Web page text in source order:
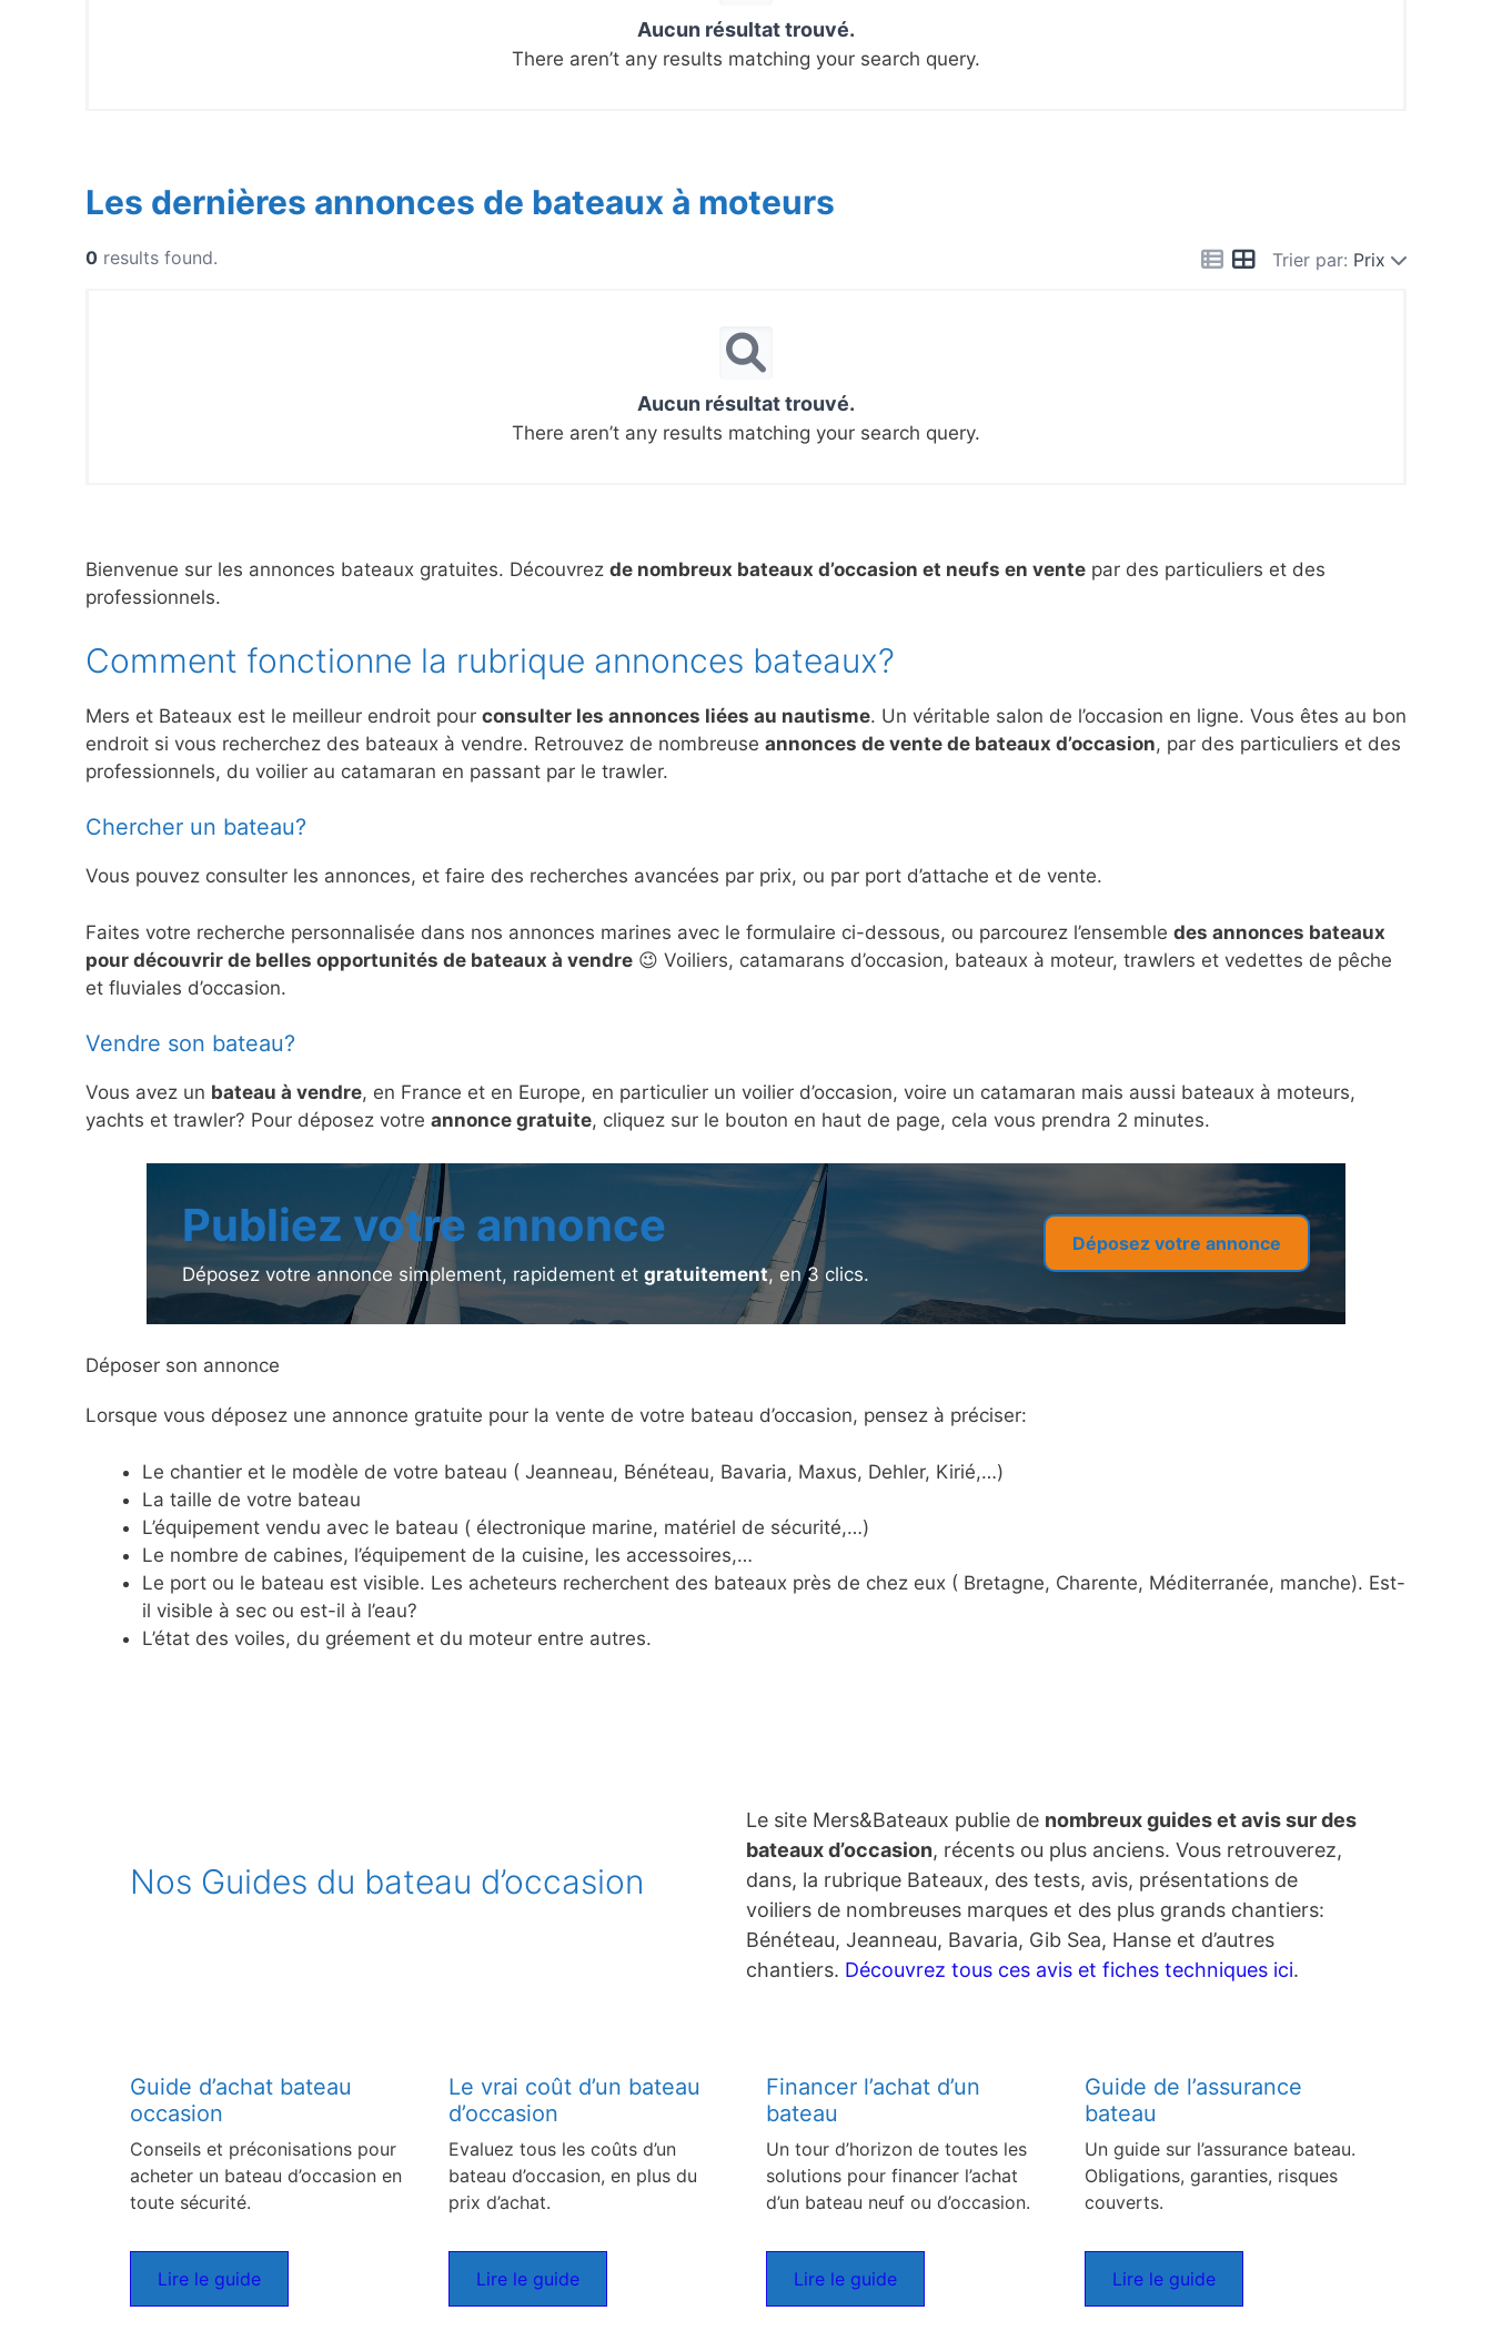
Aucun résultat trouvé.
There aren’t any results matching your search query.
Les dernières annonces de bateaux à moteurs
Trier par: Prix
0 results found.
Aucun résultat trouvé.
There aren’t any results matching your search query.
Bienvenue sur les annonces bateaux gratuites. Découvrez de nombreux bateaux d’occasion et neufs en vente par des particuliers et des
professionnels.
Comment fonctionne la rubrique annonces bateaux?
Mers et Bateaux est le meilleur endroit pour consulter les annonces liées au nautisme. Un véritable salon de l’occasion en ligne. Vous êtes au bon
endroit si vous recherchez des bateaux à vendre. Retrouvez de nombreuse annonces de vente de bateaux d’occasion, par des particuliers et des
professionnels, du voilier au catamaran en passant par le trawler.
Chercher un bateau?
Vous pouvez consulter les annonces, et faire des recherches avancées par prix, ou par port d’attache et de vente.
Faites votre recherche personnalisée dans nos annonces marines avec le formulaire ci-dessous, ou parcourez l’ensemble des annonces bateaux
pour découvrir de belles opportunités de bateaux à vendre 😉 Voiliers, catamarans d’occasion, bateaux à moteur, trawlers et vedettes de pêche
et fluviales d’occasion.
Vendre son bateau?
Vous avez un bateau à vendre, en France et en Europe, en particulier un voilier d’occasion, voire un catamaran mais aussi bateaux à moteurs,
yachts et trawler? Pour déposez votre annonce gratuite, cliquez sur le bouton en haut de page, cela vous prendra 2 minutes.
Publiez votre annonce
Déposez votre annonce simplement, rapidement et gratuitement, en 3 clics.
Déposez votre annonce
Déposer son annonce
Lorsque vous déposez une annonce gratuite pour la vente de votre bateau d’occasion, pensez à préciser:
Le chantier et le modèle de votre bateau ( Jeanneau, Bénéteau, Bavaria, Maxus, Dehler, Kirié,…)
La taille de votre bateau
L’équipement vendu avec le bateau ( électronique marine, matériel de sécurité,…)
Le nombre de cabines, l’équipement de la cuisine, les accessoires,…
Le port ou le bateau est visible. Les acheteurs recherchent des bateaux près de chez eux ( Bretagne, Charente, Méditerranée, manche). Est-
il visible à sec ou est-il à l’eau?
L’état des voiles, du gréement et du moteur entre autres.
Nos Guides du bateau d’occasion
Le site Mers&Bateaux publie de nombreux guides et avis sur des
bateaux d’occasion, récents ou plus anciens. Vous retrouverez,
dans, la rubrique Bateaux, des tests, avis, présentations de
voiliers de nombreuses marques et des plus grands chantiers:
Bénéteau, Jeanneau, Bavaria, Gib Sea, Hanse et d’autres
chantiers. Découvrez tous ces avis et fiches techniques ici.
Guide d’achat bateau
occasion
Conseils et préconisations pour
acheter un bateau d’occasion en
toute sécurité.
Lire le guide
Le vrai coût d’un bateau
d’occasion
Evaluez tous les coûts d’un
bateau d’occasion, en plus du
prix d’achat.
Lire le guide
Financer l’achat d’un
bateau
Un tour d’horizon de toutes les
solutions pour financer l’achat
d’un bateau neuf ou d’occasion.
Lire le guide
Guide de l’assurance
bateau
Un guide sur l’assurance bateau.
Obligations, garanties, risques
couverts.
Lire le guide